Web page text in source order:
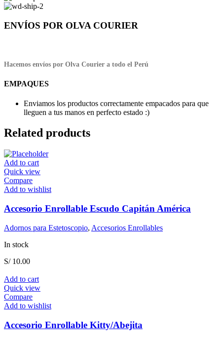
ENVÍOS POR OLVA COURIER
Hacemos envíos por Olva Courier a todo el Perú
EMPAQUES
Enviamos los productos correctamente empacados para que
lleguen a tus manos en perfecto estado :)
Related products
Add to cart
Quick view
Compare
Add to wishlist
Accesorio Enrollable Escudo Capitán América
Adornos para Estetoscopio, Accesorios Enrollables
In stock
S/10.00
Add to cart
Quick view
Compare
Add to wishlist
Accesorio Enrollable Kitty/Abejita